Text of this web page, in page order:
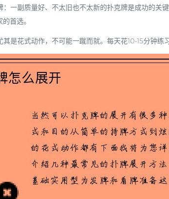
：一副质量好、不太旧也不太新的扑克牌是成功的
首选。
其是花式动作，不可能一蹴而就。每天花10-15分钟练